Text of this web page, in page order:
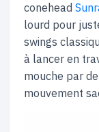
conehead
lourd pour
swings
à lancer en
mouche par
mouvement